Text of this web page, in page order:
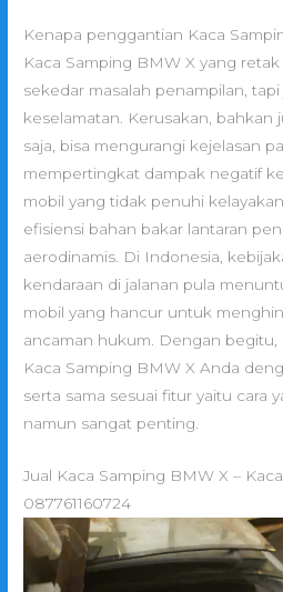
Kenapa penggantian Kaca
Kaca Samping BMW X yang
sekedar masalah penampilan,
keselamatan. Kerusakan, bahkan
saja, bisa mengurangi kejelasan
mempertingkat dampak negatif
mobil yang tidak penuhi
efisiensi bahan bakar lantaran
aerodinamis. Di Indonesia,
kendaraan di jalanan pula
mobil yang hancur untuk
ancaman hukum. Dengan
Kaca Samping BMW X Anda
serta sama sesuai fitur yaitu cara
namun sangat penting.
Jual Kaca Samping BMW X –
087761160724